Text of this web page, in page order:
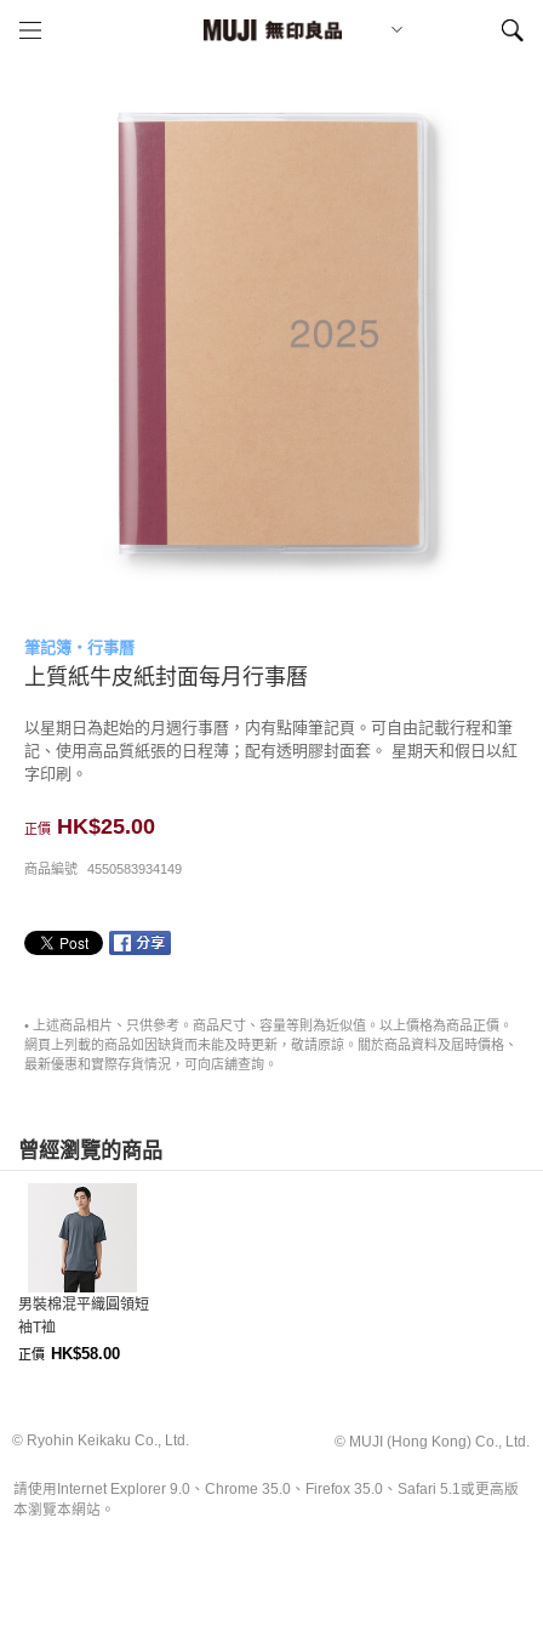
筆記簿・行事曆
上質紙牛皮紙封面每月行事曆
以星期日為起始的月週行事曆，内有點陣筆記頁。可自由記載行程和筆
記、使用高品質紙張的日程薄；配有透明膠封面套。 星期天和假日以紅
字印刷。
正價 HK$25.00
商品編號 4550583934149
• 上述商品相片、只供參考。商品尺寸、容量等則為近似值。以上價格為商品正價。
網頁上列載的商品如因缺貨而未能及時更新，敬請原諒。關於商品資料及屆時價格、
最新優惠和實際存貨情況，可向店舖查詢。
曾經瀏覽的商品
男裝棉混平織圓領短
袖T裇
正價 HK$58.00
© Ryohin Keikaku Co., Ltd. © MUJI (Hong Kong) Co., Ltd.
請使用Internet Explorer 9.0、Chrome 35.0、Firefox 35.0、Safari 5.1或更高版
本瀏覽本網站。